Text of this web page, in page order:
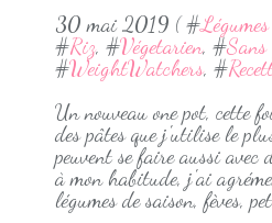
30 mai 2019 ( #
#Riz, #Végetarien, #
#WeightWatchers, #
Un nouveau one pot, cette
des pâtes que j'utilise le
peuvent se faire aussi avec
à mon habitude, j'ai
légumes de saison, fèves,